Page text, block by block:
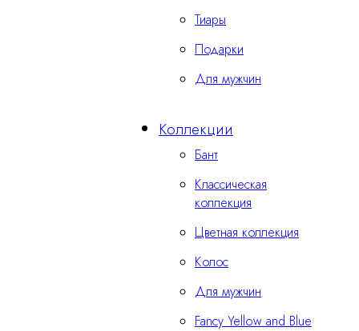
Тиары
Подарки
Для мужчин
Коллекции
Бант
Классическая
коллекция
Цветная коллекция
Колос
Для мужчин
Fancy Yellow and Blue